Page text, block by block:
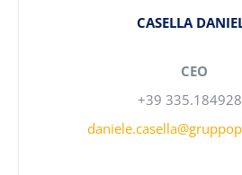
CASELLA
CEO
+39